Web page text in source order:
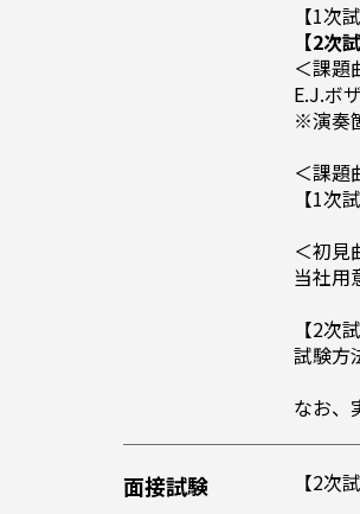
【1次
【2
＜課
E.J.ボ
※演奏
＜課
【1次
＜初見
当社用
【2次
試験方
なお、
面接試験 【2次